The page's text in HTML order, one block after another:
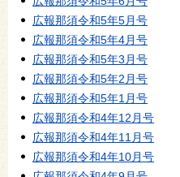
広報那須令和5年5月号
広報那須令和5年4月号
広報那須令和5年3月号
広報那須令和5年2月号
広報那須令和5年1月号
広報那須令和4年12月号
広報那須令和4年11月号
広報那須令和4年10月号